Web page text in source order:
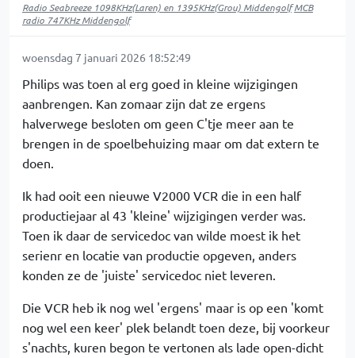
Radio Seabreeze 1098KHz(Laren) en 1395KHz(Grou) Middengolf MCB
radio 747KHz Middengolf
woensdag 7 januari 2026 18:52:49
Philips was toen al erg goed in kleine wijzigingen
aanbrengen. Kan zomaar zijn dat ze ergens
halverwege besloten om geen C'tje meer aan te
brengen in de spoelbehuizing maar om dat extern te
doen.
Ik had ooit een nieuwe V2000 VCR die in een half
productiejaar al 43 'kleine' wijzigingen verder was.
Toen ik daar de servicedoc van wilde moest ik het
serienr en locatie van productie opgeven, anders
konden ze de 'juiste' servicedoc niet leveren.
Die VCR heb ik nog wel 'ergens' maar is op een 'komt
nog wel een keer' plek belandt toen deze, bij voorkeur
s'nachts, kuren begon te vertonen als lade open-dicht